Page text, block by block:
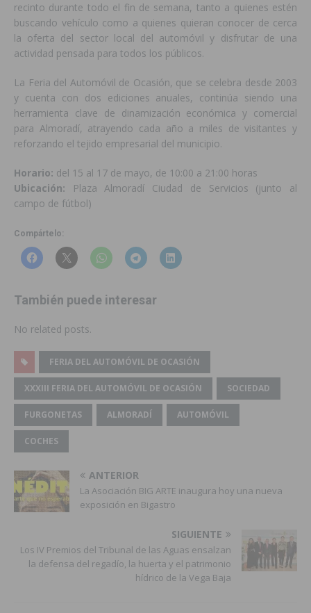
recinto durante todo el fin de semana, tanto a quienes estén
buscando vehículo como a quienes quieran conocer de cerca
la oferta del sector local del automóvil y disfrutar de una
actividad pensada para todos los públicos.
La Feria del Automóvil de Ocasión, que se celebra desde 2003
y cuenta con dos ediciones anuales, continúa siendo una
herramienta clave de dinamización económica y comercial
para Almoradí, atrayendo cada año a miles de visitantes y
reforzando el tejido empresarial del municipio.
Horario: del 15 al 17 de mayo, de 10:00 a 21:00 horas
Ubicación: Plaza Almoradí Ciudad de Servicios (junto al
campo de fútbol)
Compártelo:
También puede interesar
No related posts.
FERIA DEL AUTOMÓVIL DE OCASIÓN
XXXIII FERIA DEL AUTOMÓVIL DE OCASIÓN SOCIEDAD
FURGONETAS ALMORADÍ AUTOMÓVIL
COCHES
ANTERIOR
La Asociación BIG ARTE inaugura hoy una nueva
exposición en Bigastro
SIGUIENTE
Los IV Premios del Tribunal de las Aguas ensalzan
la defensa del regadío, la huerta y el patrimonio
hídrico de la Vega Baja